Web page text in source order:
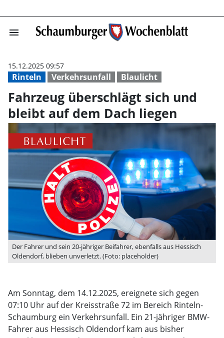
menu Fahrzeug
Rinteln Verkehrsunfall Blaulicht
15.12.2025 09:57
Fahrzeug überschlägt sich und
bleibt auf dem Dach liegen
Der Fahrer und sein 20-jähriger Beifahrer, ebenfalls aus Hessisch
Oldendorf, blieben unverletzt. (Foto: placeholder)
Am Sonntag, dem 14.12.2025, ereignete sich gegen
07:10 Uhr auf der Kreisstraße 72 im Bereich Rinteln-
Schaumburg ein Verkehrsunfall. Ein 21-jähriger BMW-
Fahrer aus Hessisch Oldendorf kam aus bisher